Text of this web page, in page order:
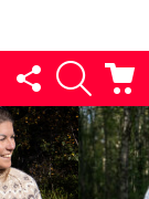
FOLLOW
US
SEARCH